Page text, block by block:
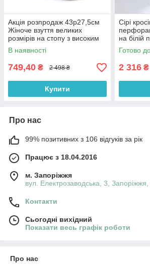
Акція розпродаж 43р27,5см
Жіноче взуття великих
розмірів на стопу з високим
підйомом кросівки сітка
Cosmo Shoes Finni
В наявності
749,40 ₴ 2 498 ₴
Купити
Сірі
на білій
літнє
розмірів
Готово
2 316 ₴
Про нас
99% позитивних з 106 відгуків за рік
Працює з 18.04.2016
м. Запоріжжя
вул. Електрозаводська, 3, Запоріжжя,
Контакти
Сьогодні вихідний
Показати весь графік роботи
Про нас